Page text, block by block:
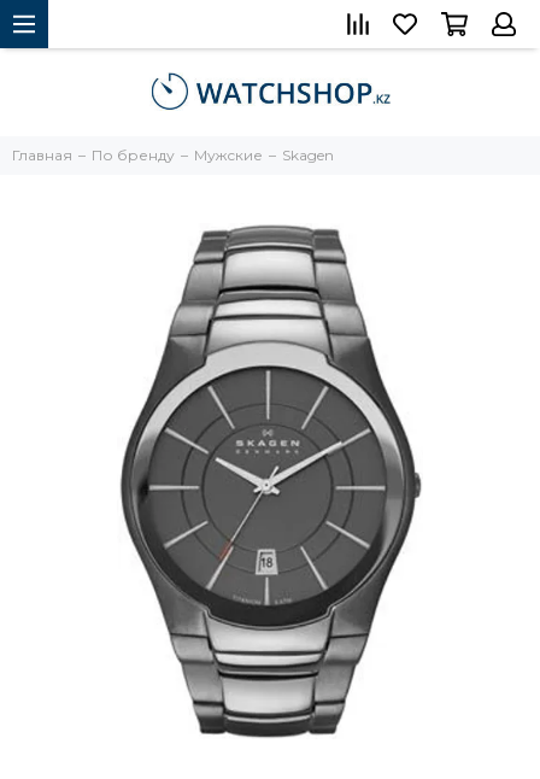
Главная По бренду Мужские Skagen